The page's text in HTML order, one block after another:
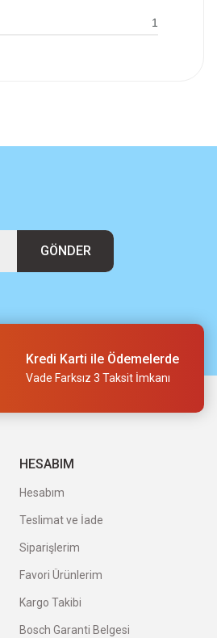
1
GÖNDER
Kredi Karti ile Ödemelerde
Vade Farksız 3 Taksit İmkanı
HESABIM
Hesabım
Teslimat ve İade
Siparişlerim
Favori Ürünlerim
Kargo Takibi
Bosch Garanti Belgesi